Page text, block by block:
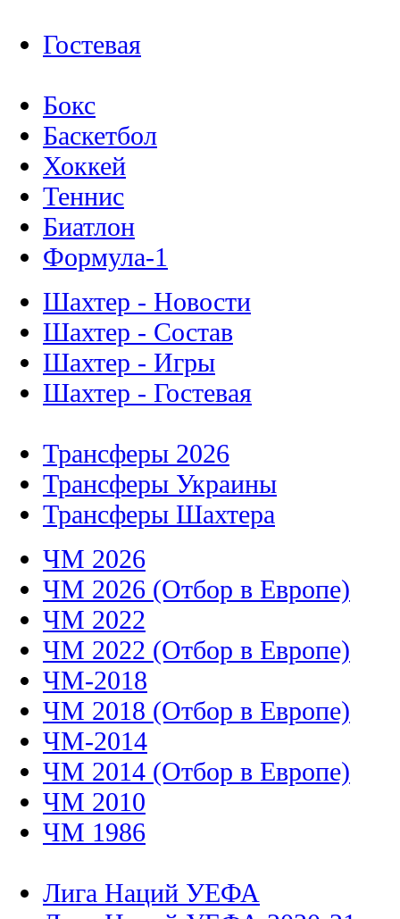
Гостевая
Бокс
Баскетбол
Хоккей
Теннис
Биатлон
Формула-1
Шахтер - Новости
Шахтер - Состав
Шахтер - Игры
Шахтер - Гостевая
Трансферы 2026
Трансферы Украины
Трансферы Шахтера
ЧМ 2026
ЧМ 2026 (Отбор в Европе)
ЧМ 2022
ЧМ 2022 (Отбор в Европе)
ЧМ-2018
ЧМ 2018 (Отбор в Европе)
ЧМ-2014
ЧМ 2014 (Отбор в Европе)
ЧМ 2010
ЧМ 1986
Лига Наций УЕФА